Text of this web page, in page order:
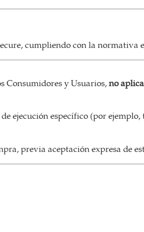
cumpliendo con la normativa
Consumidores y Usuarios, no
ejecución específico (por ejemplo,
previa aceptación expresa de